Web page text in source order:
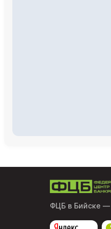
ФЦБ в Бийске —